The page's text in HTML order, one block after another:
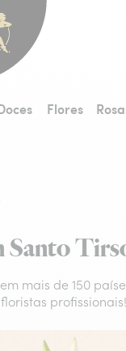
Flores
Santo
mais de 150
profissionais!